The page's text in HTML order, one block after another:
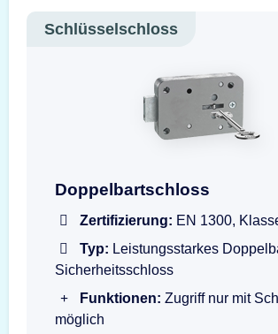
Schlüsselschloss
Doppelbartschloss mit
Doppelbartschloss
Zertifizierung: EN 1300,
Typ: Leistungsstarkes
Sicherheitsschloss
Funktionen: Zugriff nur mit
möglich